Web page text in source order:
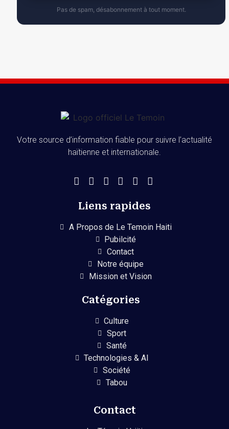
Pas de spam, désabonnement à tout moment.
Votre source d’information fiable pour suivre l’actualité
haïtienne et internationale.
Liens rapides
A Propos de Le Temoin Haiti
Pubilcité
Contact
Notre équipe
Mission et Vision
Catégories
Culture
Sport
Santé
Technologies & AI
Société
Tabou
Contact